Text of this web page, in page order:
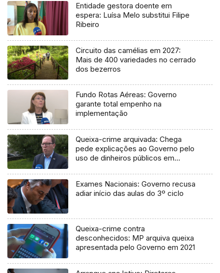
Entidade gestora doente em
espera: Luísa Melo substitui Filipe
Ribeiro
Circuito das camélias em 2027:
Mais de 400 variedades no cerrado
dos bezerros
Fundo Rotas Aéreas: Governo
garante total empenho na
implementação
Queixa-crime arquivada: Chega
pede explicações ao Governo pelo
uso de dinheiros públicos em
Exames Nacionais: Governo recusa
adiar início das aulas do 3º ciclo
Queixa-crime contra
desconhecidos: MP arquiva queixa
apresentada pelo Governo em 2021